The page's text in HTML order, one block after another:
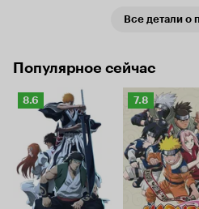
Все детали о
Популярное сейчас
Рейтинг
Кинопоиска
8.6
Рейтинг
Кинопоиска
7.8
7.8